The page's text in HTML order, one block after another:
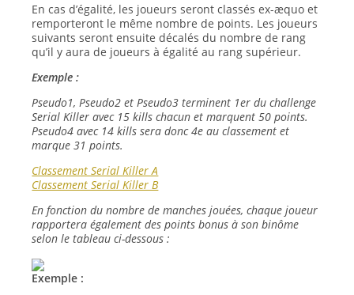
En cas d’égalité, les joueurs seront classés ex-æquo et
remporteront le même nombre de points. Les joueurs
suivants seront ensuite décalés du nombre de rang
qu’il y aura de joueurs à égalité au rang supérieur.
Exemple :
Pseudo1, Pseudo2 et Pseudo3 terminent 1er du challenge
Serial Killer avec 15 kills chacun et marquent 50 points.
Pseudo4 avec 14 kills sera donc 4e au classement et
marque 31 points.
Classement Serial Killer A
Classement Serial Killer B
En fonction du nombre de manches jouées, chaque joueur
rapportera également des points bonus à son binôme
selon le tableau ci-dessous :
Exemple :